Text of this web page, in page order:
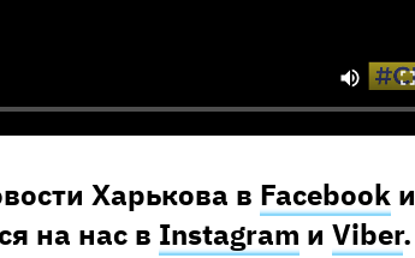
Харькова в Facebook и
на нас в Instagram и Viber.